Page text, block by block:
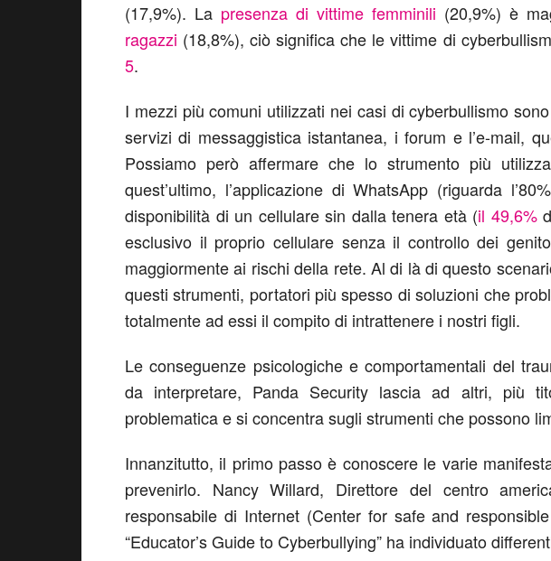
(17,9%). La presenza di vittime femminili (20,9%) è
ragazzi (18,8%), ciò significa che le vittime di
5.
I mezzi più comuni utilizzati nei casi di cyberbullismo
servizi di messaggistica istantanea, i forum e l’e-mail,
Possiamo però affermare che lo strumento più
quest’ultimo, l’applicazione di WhatsApp (riguarda
disponibilità di un cellulare sin dalla tenera età (il 49,6%
esclusivo il proprio cellulare senza il controllo dei
maggiormente ai rischi della rete. Al di là di questo
questi strumenti, portatori più spesso di soluzioni che
totalmente ad essi il compito di intrattenere i nostri figli.
Le conseguenze psicologiche e comportamentali del
da interpretare, Panda Security lascia ad altri, più
problematica e si concentra sugli strumenti che possono
Innanzitutto, il primo passo è conoscere le varie
prevenirlo. Nancy Willard, Direttore del centro
responsabile di Internet (Center for safe and
“Educator’s Guide to Cyberbullying” ha individuato